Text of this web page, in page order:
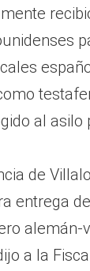
al asilo
de
entrega
alemán-
a la